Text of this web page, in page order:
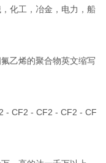
化工，冶金，电力，船
乙烯的聚合物英文缩写
- CF2 - CF2 - CF2 - CF